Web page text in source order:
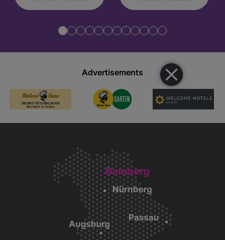
Advertisements